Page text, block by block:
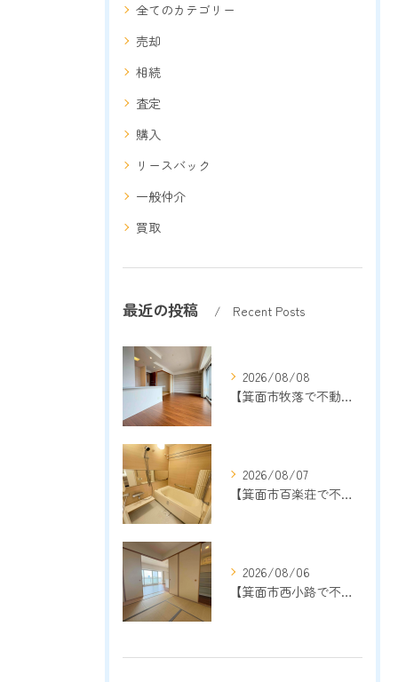
全てのカテゴリー
売却
相続
査定
購入
リースバック
一般仲介
買取
最近の投稿 Recent Posts
2026/08/08
【箕面市牧落で不動産売却をご検討中の方へ】地域密着13年以上の売却専門店が成功のポイントを解説
2026/08/07
【箕面市百楽荘で不動産売却をご検討中の方へ】地域密着13年以上の売却専門店が成功のポイントを解説
2026/08/06
【箕面市西小路で不動産売却をご検討中の方へ】地域密着13年以上の売却専門店が成功のポイントを解説